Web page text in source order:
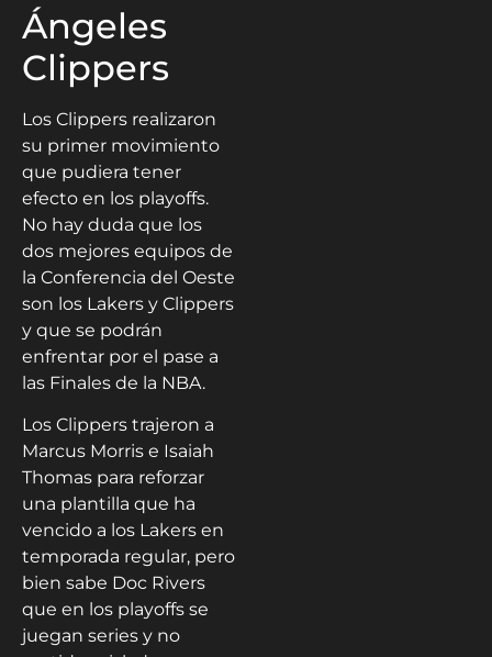
Ángeles
Clippers
Los Clippers realizaron
su primer movimiento
que pudiera tener
efecto en los playoffs.
No hay duda que los
dos mejores equipos de
la Conferencia del Oeste
son los Lakers y Clippers
y que se podrán
enfrentar por el pase a
las Finales de la NBA.
Los Clippers trajeron a
Marcus Morris e Isaiah
Thomas para reforzar
una plantilla que ha
vencido a los Lakers en
temporada regular, pero
bien sabe Doc Rivers
que en los playoffs se
juegan series y no